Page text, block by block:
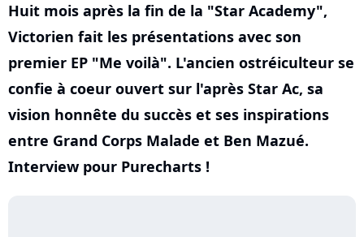
Huit mois après la fin de la "Star Academy",
Victorien fait les présentations avec son
premier EP "Me voilà". L'ancien ostréiculteur se
confie à coeur ouvert sur l'après Star Ac, sa
vision honnête du succès et ses inspirations
entre Grand Corps Malade et Ben Mazué.
Interview pour Purecharts !